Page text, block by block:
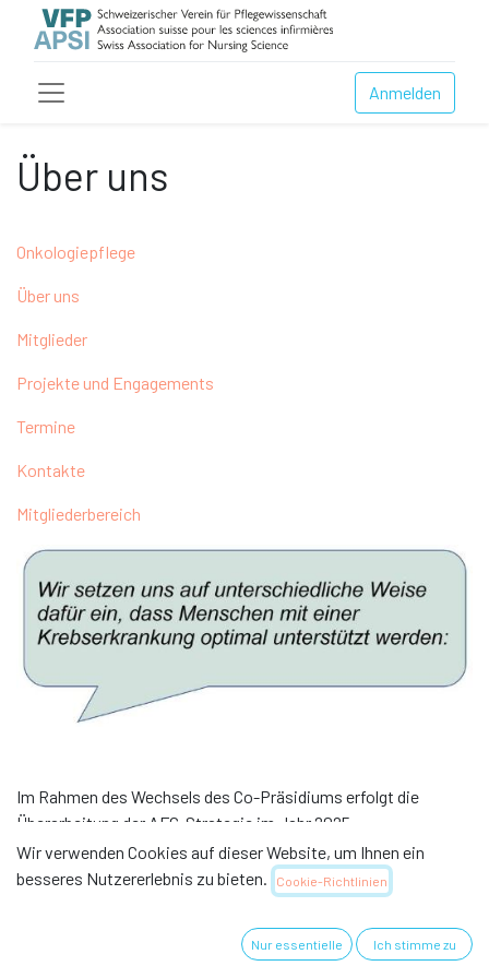
Anmelden
Über uns
Onkologiepflege
Über uns
Mitglieder
Projekte und Engagements
Termine
Kontakte
Mitgliederbereich
Im Rahmen des Wechsels des Co-Präsidiums erfolgt die
Überarbeitung der AFG-Strategie im Jahr 2025.
Sobald die neue Strategie erarbeitet ist, wird sie hier publiziert
werden.
Wir verwenden Cookies auf dieser Website, um Ihnen ein
besseres Nutzererlebnis zu bieten.
Cookie-Richtlinien
Nur essentielle Ich stimme zu